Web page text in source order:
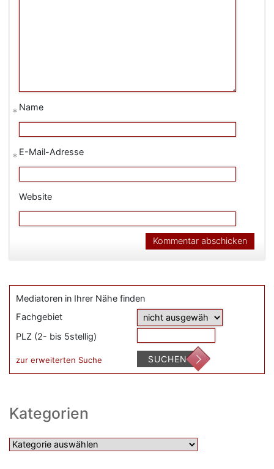
Name
*
E-Mail-Adresse
*
Website
Mediatoren in Ihrer Nähe finden
Fachgebiet
PLZ (2- bis 5stellig)
zur erweiterten Suche SUCHEN
Kategorien
Kategorien